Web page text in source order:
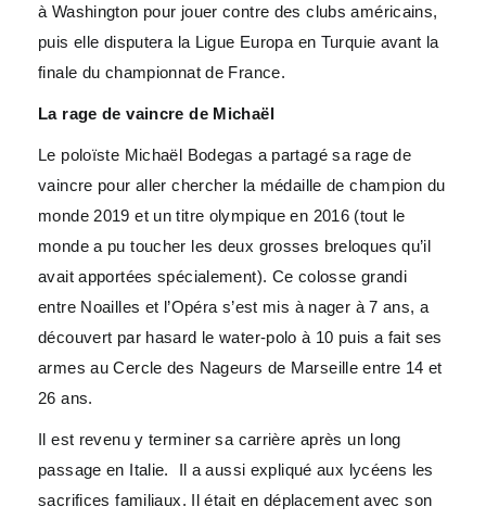
à Washington pour jouer contre des clubs américains,
puis elle disputera la Ligue Europa en Turquie avant la
finale du championnat de France.
La rage de vaincre de Michaël
Le poloïste Michaël Bodegas a partagé sa rage de
vaincre pour aller chercher la médaille de champion du
monde 2019 et un titre olympique en 2016 (tout le
monde a pu toucher les deux grosses breloques qu’il
avait apportées spécialement). Ce colosse grandi
entre Noailles et l’Opéra s’est mis à nager à 7 ans, a
découvert par hasard le water-polo à 10 puis a fait ses
armes au Cercle des Nageurs de Marseille entre 14 et
26 ans.
Il est revenu y terminer sa carrière après un long
passage en Italie. Il a aussi expliqué aux lycéens les
sacrifices familiaux. Il était en déplacement avec son